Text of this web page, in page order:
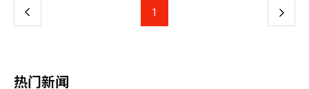
Netmarble的郑承焕事业本部长出席，介绍了更新的方向和主要
标的表现。 实时光照技术也得到了应用。光线自然地反射在墙壁
和地面上，阴影和黑暗空间的表现得到了立体化的改善，从而提升
上 1 下
热门新闻